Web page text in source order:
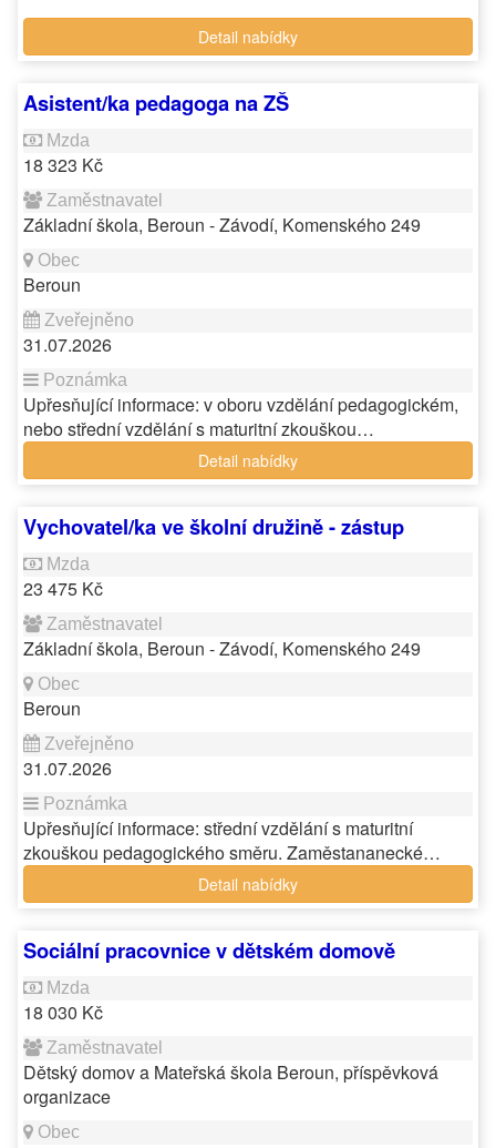
Detail nabídky
Asistent/ka pedagoga na ZŠ
18 323 Kč
Základní škola, Beroun - Závodí, Komenského 249
Beroun
31.07.2026
Upřesňující informace: v oboru vzdělání pedagogickém,
nebo střední vzdělání s maturitní zkouškou…
Detail nabídky
Vychovatel/ka ve školní družině - zástup
23 475 Kč
Základní škola, Beroun - Závodí, Komenského 249
Beroun
31.07.2026
Upřesňující informace: střední vzdělání s maturitní
zkouškou pedagogického směru. Zaměstananecké…
Detail nabídky
Sociální pracovnice v dětském domově
18 030 Kč
Dětský domov a Mateřská škola Beroun, příspěvková
organizace